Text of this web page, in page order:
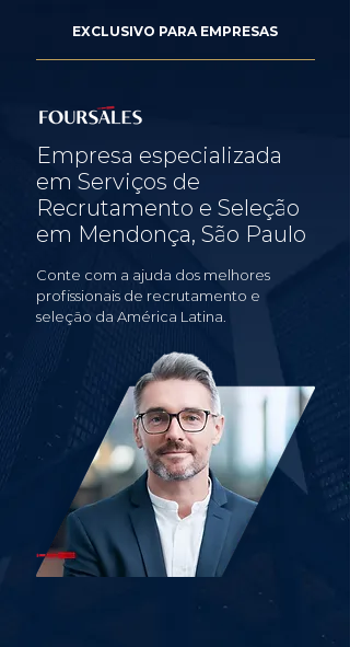
EXCLUSIVO PARA EMPRESAS
Empresa especializada
em Serviços de
Recrutamento e Seleção
em Mendonça, São Paulo
Conte com a ajuda dos melhores
profissionais de recrutamento e
seleção da América Latina.